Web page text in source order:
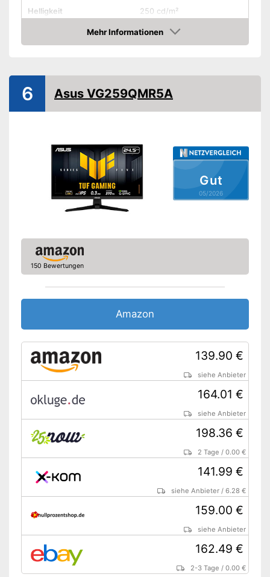
Helligkeit
250 cd/m²
1.000 : 1
Reaktionszeit
8 ms
Anschlüsse
HDMI-Anschluss
DisplayPort
Lautsprecher
Höhenverstellbar
Sonstiges
Einfache Handhabung dank
Amazon Lieferzeit
siehe Anbieter
Mehr Informationen
Amazon
Gut
05/2026
6 Asus VG259QMR5A
150 Bewertungen
Amazon
139.90 €
siehe Anbieter
164.01 €
siehe Anbieter
198.36 €
2 Tage /0.00 €
141.99 €
siehe Anbieter /6.28 €
159.00 €
siehe Anbieter
162.49 €
2-3 Tage /0.00 €